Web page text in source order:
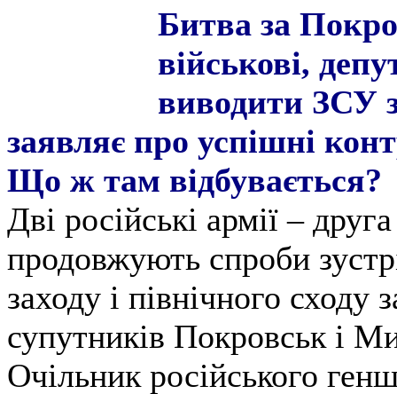
Битва за
військові,
виводити ЗСУ
заявляє про успішні
Що ж там відбувається?
Дві російські армії –
продовжують спроби
заходу і північного сходу
супутників Покровськ і
Очільник російського